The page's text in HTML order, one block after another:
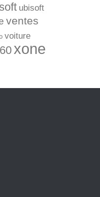
ubisoft
ventes
voiture
xone